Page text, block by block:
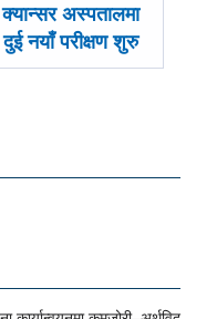
अघिल्लाे
-
क्यान्सर अस्पतालमा
दुई नयाँ परीक्षण शुरु